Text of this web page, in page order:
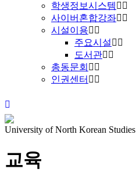
학생정보시스템
사이버혼합강좌
시설이용
주요시설
도서관
총동문회
인권센터
University of North Korean Studies
교육